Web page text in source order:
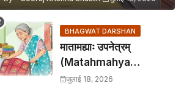
BHAGWAT DARSHAN
मातामह्याः उपनेत्रम्
(Matahmahya
Upanetram) - Class 9
जुलाई 18, 2026